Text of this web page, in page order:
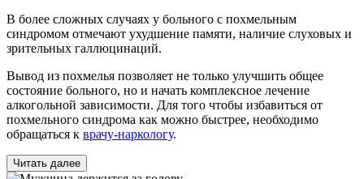
В более сложных случаях у больного с похмельным
синдромом отмечают ухудшение памяти, наличие слуховых и
зрительных галлюцинаций.
Вывод из похмелья позволяет не только улучшить общее
состояние больного, но и начать комплексное лечение
алкогольной зависимости. Для того чтобы избавиться от
похмельного синдрома как можно быстрее, необходимо
обращаться к врачу-наркологу.
Читать далее